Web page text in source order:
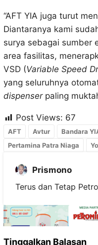
“AFT YIA juga turut
Diantaranya kami
surya sebagai sumber
area fasilitas,
VSD (Variable Speed
yang seluruhnya
dispenserpaling
Post Views: 67
AFT Avtur Bandara
Pertamina Patra Niaga
Prismono
Terus dan Tetap
Tinggalkan Balasan